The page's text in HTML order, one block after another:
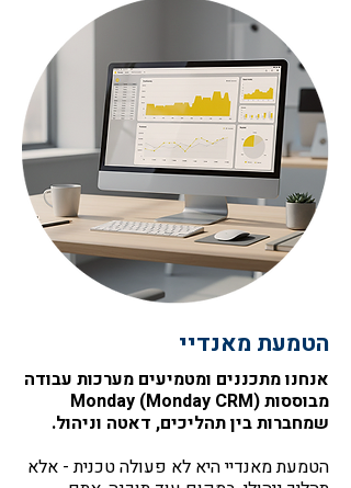
הטמעת מאנדיי
אנחנו מתכננים ומטמיעים מערכות עבודה
מבוססות Monday (Monday CRM)
שמחברות בין תהליכים, דאטה וניהול.
הטמעת מאנדיי היא לא פעולה טכנית - אלא